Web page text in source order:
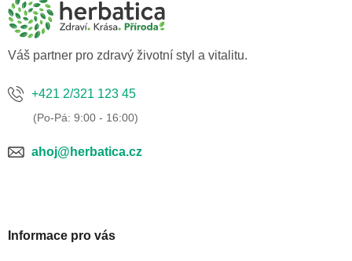
a
Váš partner pro zdravý životní styl a vitalitu.
+421 2/321 123 45
ahoj@herbatica.cz
Informace pro vás